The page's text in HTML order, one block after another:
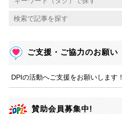
ご支援・ご協力のお願い
DPIの活動へご支援をお願いします！
賛助会員募集中!